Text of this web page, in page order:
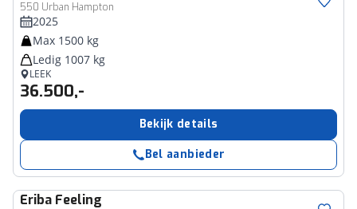
550 Urban Hampton
2025
Max 1500 kg
Ledig 1007 kg
LEEK
36.500,-
Bekijk details
Bel aanbieder
Eriba Feeling